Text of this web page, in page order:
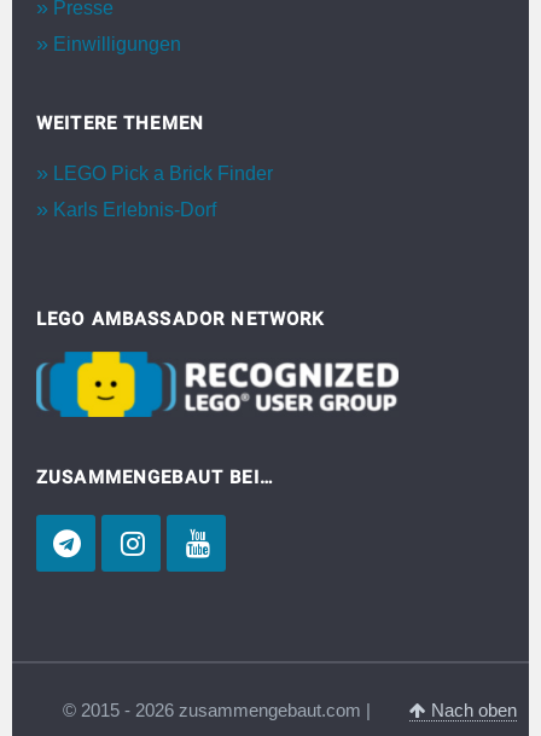
Presse
Einwilligungen
WEITERE THEMEN
LEGO Pick a Brick Finder
Karls Erlebnis-Dorf
LEGO AMBASSADOR NETWORK
ZUSAMMENGEBAUT BEI…
© 2015 - 2026 zusammengebaut.com | Nach oben